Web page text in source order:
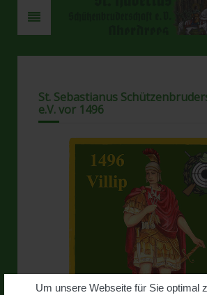
Um unsere Webseite für Sie optimal
St. Sebastianus
e.V. vor 1496